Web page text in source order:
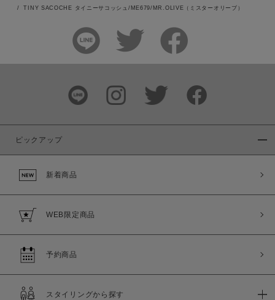
TINY SACOCHE タイニーサコッシュ/ME679/MR.OLIVE（ミスターオリーブ）
ピックアップ
新着商品
WEB限定商品
予約商品
スタイリングから探す